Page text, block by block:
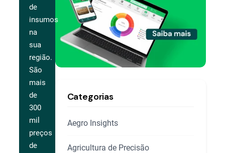
de
insumos
na
sua
região.
São
mais
de
300
mil
preços
de
Categorias
Aegro Insights
Agricultura de Precisão